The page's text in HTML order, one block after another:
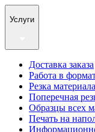
Услуги
Доставка заказа
Работа в
Резка
Поперечная
Образцы всех
Печать на